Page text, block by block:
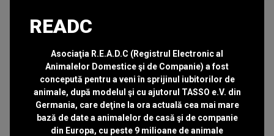
READC
Asociaţia R.E.A.D.C (Registrul Electronic al
Animalelor Domestice şi de Companie) a fost
concepută pentru a veni în sprijinul iubitorilor de
animale, după modelul şi cu ajutorul TASSO e.V. din
Germania, care deţine la ora actuală cea mai mare
bază de date a animalelor de casă şi de companie
din Europa, cu peste 9 milioane de animale